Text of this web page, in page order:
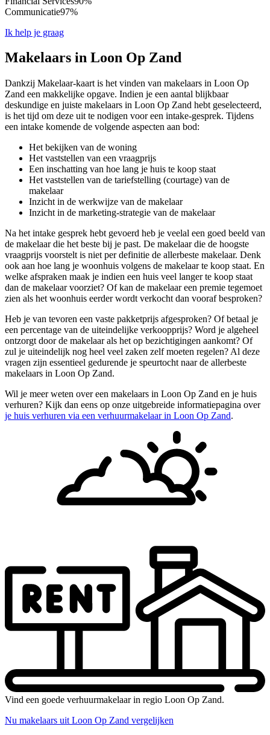
Communicatie97%
Ik help je graag
Makelaars in Loon Op Zand
Dankzij Makelaar-kaart is het vinden van makelaars in Loon Op
Zand een makkelijke opgave. Indien je een aantal blijkbaar
deskundige en juiste makelaars in Loon Op Zand hebt geselecteerd,
is het tijd om deze uit te nodigen voor een intake-gesprek. Tijdens
een intake komende de volgende aspecten aan bod:
Het bekijken van de woning
Het vaststellen van een vraagprijs
Een inschatting van hoe lang je huis te koop staat
Het vaststellen van de tariefstelling (courtage) van de
makelaar
Inzicht in de werkwijze van de makelaar
Inzicht in de marketing-strategie van de makelaar
Na het intake gesprek hebt gevoerd heb je veelal een goed beeld van
de makelaar die het beste bij je past. De makelaar die de hoogste
vraagprijs voorstelt is niet per definitie de allerbeste makelaar. Denk
ook aan hoe lang je woonhuis volgens de makelaar te koop staat. En
welke afspraken maak je indien een huis veel langer te koop staat
dan de makelaar voorziet? Of kan de makelaar een premie tegemoet
zien als het woonhuis eerder wordt verkocht dan vooraf besproken?
Heb je van tevoren een vaste pakketprijs afgesproken? Of betaal je
een percentage van de uiteindelijke verkoopprijs? Word je algeheel
ontzorgt door de makelaar als het op bezichtigingen aankomt? Of
zul je uiteindelijk nog heel veel zaken zelf moeten regelen? Al deze
vragen zijn essentieel gedurende je speurtocht naar de allerbeste
makelaars in Loon Op Zand.
Wil je meer weten over een makelaars in Loon Op Zand en je huis
verhuren? Kijk dan eens op onze uitgebreide informatiepagina over
je huis verhuren via een verhuurmakelaar in Loon Op Zand.
Vind een goede verhuurmakelaar in regio Loon Op Zand.
Nu makelaars uit Loon Op Zand vergelijken